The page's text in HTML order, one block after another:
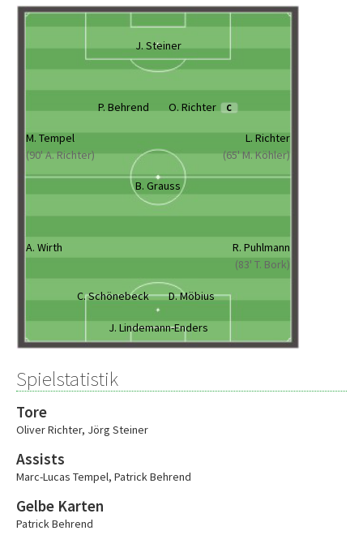
J. Steiner
P. Behrend O. Richter C
M. Tempel
(90' A. Richter)
L. Richter
(65' M. Köhler)
B. Grauss
A. Wirth
R. Puhlmann
(83' T. Bork)
C. Schönebeck D. Möbius
J. Lindemann-Enders
Spielstatistik
Tore
Oliver Richter, Jörg Steiner
Assists
Marc-Lucas Tempel, Patrick Behrend
Gelbe Karten
Patrick Behrend